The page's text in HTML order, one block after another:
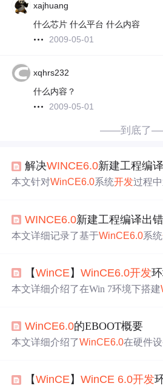
xajhuang
什么芯片 什么平台 什么内容
2009-05-01
xqhrs232
什么内容？
2009-05-01
——到底了
解决WINCE6.0新建工程编
本文针对WinCE6.0系统开发过程
WINCE6.0新建工程编译出
本文详细记录了基于WinCE6.0系统
过分析错误信息和选择相应的组件
编译错误，为后续功能添加奠定基
【WinCE 】WinCE6.0开发
本文详细介绍了在Win 7环境下搭建
SP1、Windows Mobile设备中心以
K。特别指出，部分步骤如定制系
WinCE6.0的EBOOT概要
本文详细介绍了WinCE6.0在硬件
derMain()及相关函数，最终启动
【WinCE】WinCE 6.0开发